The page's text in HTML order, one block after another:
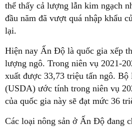
thể thấy cả lượng lẫn kim ngạch
đầu năm đã vượt quá nhập khẩu
lại.
Hiện nay Ấn Độ là quốc gia xếp
lượng ngô. Trong niên vụ 2021-
xuất được 33,73 triệu tấn ngô.
(USDA) ước tính trong niên vụ
của quốc gia này sẽ đạt mức 36
Các loại nông sản ở Ấn Độ đang